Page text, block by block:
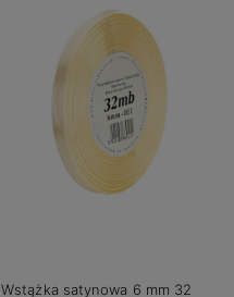
Wstążka satynowa 6 mm 32